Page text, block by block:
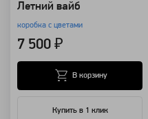
Летний вайб
коробка с цветами
7 500 ₽
Купить в 1 клик
В корзину